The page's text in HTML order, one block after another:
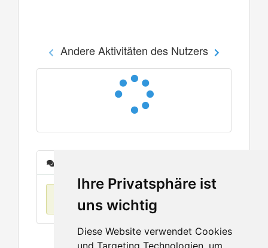
Ihre Privatsphäre ist
uns wichtig
Diese Website verwendet Cookies
und Targeting Technologien, um
Andere Aktivitäten des Nutzers
Keine Einträge